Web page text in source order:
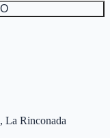
La Rinconada